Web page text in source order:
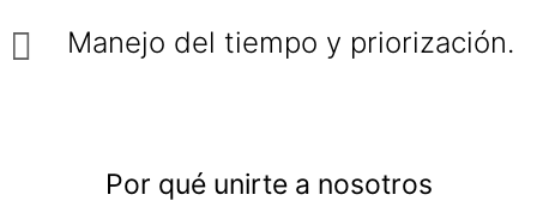
Manejo del tiempo y priorización.
Por qué unirte a nosotros